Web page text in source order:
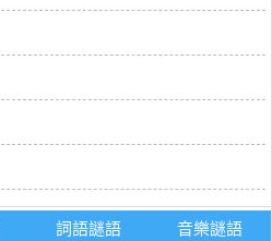
詞語謎語 音樂謎語